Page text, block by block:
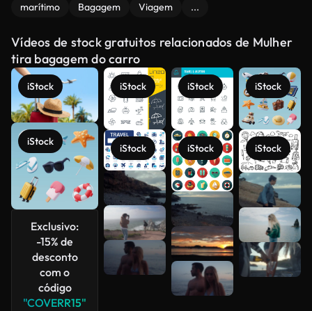
marítimo Bagagem Viagem ...
Vídeos de stock gratuitos relacionados de Mulher
tira bagagem do carro
iStock
iStock
Exclusivo:
-15% de
desconto
com o
código
"COVERR15"
iStock
iStock
iStock
iStock
iStock
iStock
Veja mais